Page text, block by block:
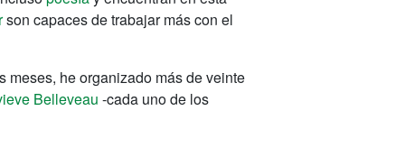
son capaces de trabajar más con el
meses, he organizado más de veinte
Belleveau -cada uno de los